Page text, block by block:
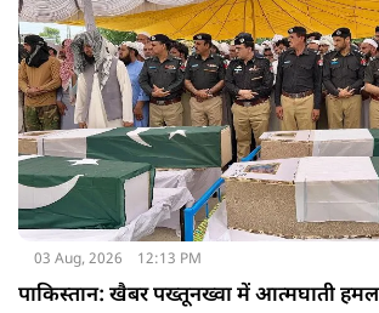
03 Aug, 2026 12:13 PM
पाकिस्तान: खैबर पख्तूनख्वा में आत्मघाती